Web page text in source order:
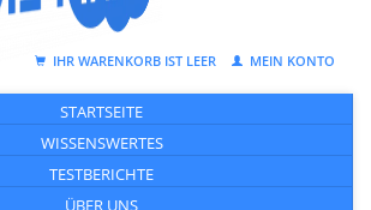
IHR WARENKORB IST LEER MEIN KONTO
STARTSEITE
WISSENSWERTES
TESTBERICHTE
ÜBER UNS